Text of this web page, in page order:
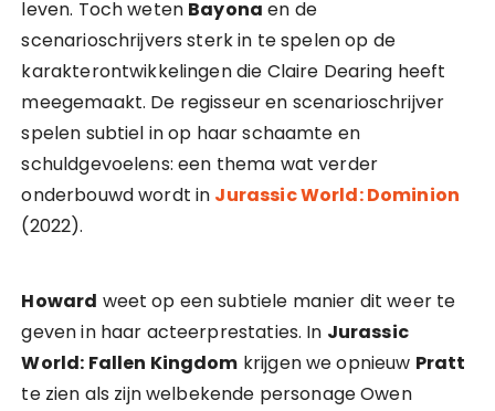
leven. Toch weten Bayona en de
scenarioschrijvers sterk in te spelen op de
karakterontwikkelingen die Claire Dearing heeft
meegemaakt. De regisseur en scenarioschrijver
spelen subtiel in op haar schaamte en
schuldgevoelens: een thema wat verder
onderbouwd wordt in Jurassic World: Dominion
(2022).
Howard weet op een subtiele manier dit weer te
geven in haar acteerprestaties. In Jurassic
World: Fallen Kingdom krijgen we opnieuw Pratt
te zien als zijn welbekende personage Owen